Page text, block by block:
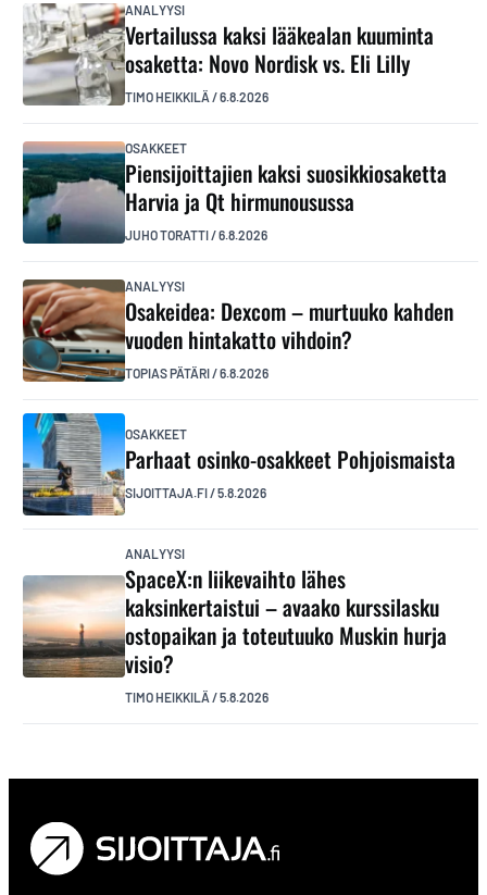
ANALYYSI
Vertailussa kaksi lääkealan kuuminta
osaketta: Novo Nordisk vs. Eli Lilly
TIMO HEIKKILÄ /6.8.2026
OSAKKEET
Piensijoittajien kaksi suosikkiosaketta
Harvia ja Qt hirmunousussa
JUHO TORATTI/6.8.2026
ANALYYSI
Osakeidea: Dexcom – murtuuko kahden
vuoden hintakatto vihdoin?
TOPIAS PÄTÄRI/6.8.2026
OSAKKEET
Parhaat osinko-osakkeet Pohjoismaista
SIJOITTAJA.FI/5.8.2026
ANALYYSI
SpaceX:n liikevaihto lähes
kaksinkertaistui – avaako kurssilasku
ostopaikan ja toteutuuko Muskin hurja
visio?
TIMO HEIKKILÄ /5.8.2026